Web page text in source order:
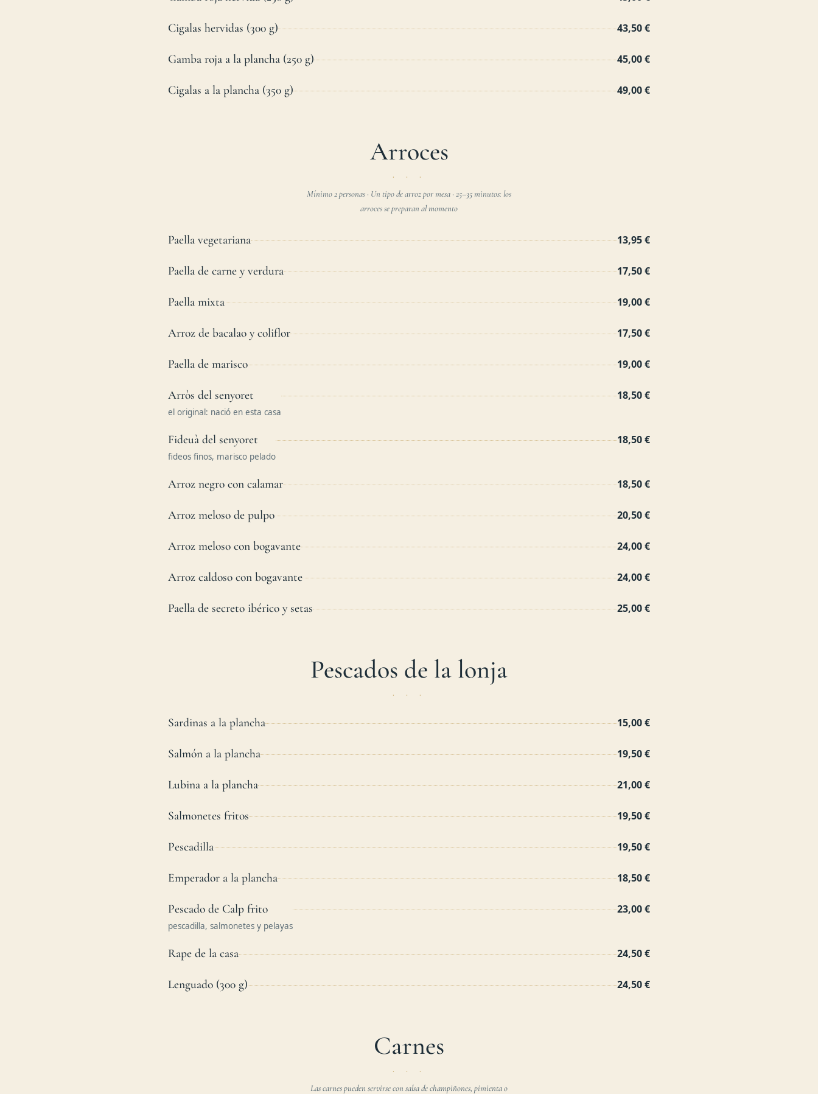
Cigalas hervidas (300 g) 43,50 €
Gamba roja a la plancha (250 g) 45,00 €
Cigalas a la plancha (350 g) 49,00 €
Arroces
Mínimo 2 personas · Un tipo de arroz por mesa · 25–35 minutos: los
arroces se preparan al momento
Paella vegetariana 13,95 €
Paella de carne y verdura 17,50 €
Paella mixta 19,00 €
Arroz de bacalao y coliflor 17,50 €
Paella de marisco 19,00 €
Arròs del senyoret
el original: nació en esta casa
18,50 €
Fideuà del senyoret
fideos finos, marisco pelado
18,50 €
Arroz negro con calamar 18,50 €
Arroz meloso de pulpo 20,50 €
Arroz meloso con bogavante 24,00 €
Arroz caldoso con bogavante 24,00 €
Paella de secreto ibérico y setas 25,00 €
Pescados de la lonja
Sardinas a la plancha 15,00 €
Salmón a la plancha 19,50 €
Lubina a la plancha 21,00 €
Salmonetes fritos 19,50 €
Pescadilla 19,50 €
Emperador a la plancha 18,50 €
Pescado de Calp frito
pescadilla, salmonetes y pelayas
23,00 €
Rape de la casa 24,50 €
Lenguado (300 g) 24,50 €
Carnes
Las carnes pueden servirse con salsa de champiñones, pimienta o